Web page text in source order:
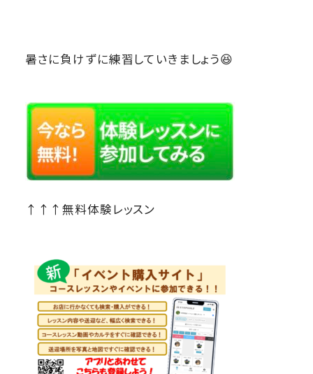
暑さに負けずに練習していきましょう😆
↑↑↑無料体験レッスン